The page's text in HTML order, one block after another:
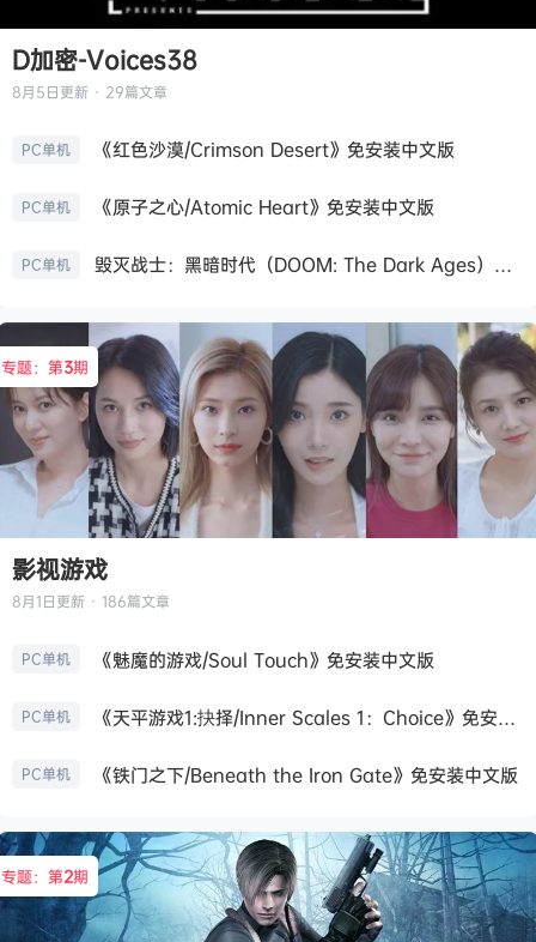
D加密-Voices38
8月5日更新 · 29篇文章
PC单机 《红色沙漠/Crimson Desert》免安装中文版
PC单机 《原子之心/Atomic Heart》免安装中文版
PC单机 毁灭战士：黑暗时代（DOOM: The Dark Ages）免安装中文版
专题：第3期
影视游戏
8月1日更新 · 186篇文章
PC单机 《魅魔的游戏/Soul Touch》免安装中文版
PC单机 《天平游戏1:抉择/Inner Scales 1：Choice》免安装中文版
PC单机 《铁门之下/Beneath the Iron Gate》免安装中文版
专题：第2期